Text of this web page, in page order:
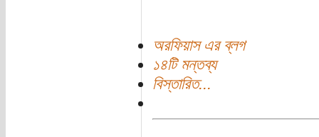
অরফিয়াস এর ব্লগ
১৪টি মন্তব্য
বিস্তারিত...